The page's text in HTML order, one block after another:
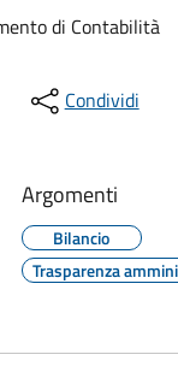
di Contabilità
Condividi
Argomenti
Bilancio
Trasparenza